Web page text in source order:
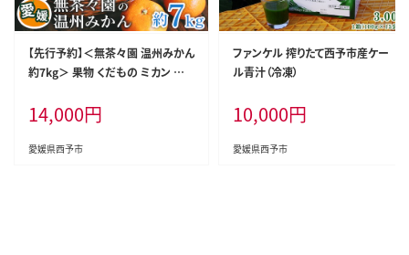
【先行予約】＜無茶々園 温州みかん
約7kg＞ 果物 くだもの ミカン 蜜
選べる内容量 贈り物 ギフト おいし
い 期間限定 季節限定 食べて応援
特産品 愛媛県 西予市 【常温】
14,000円
愛媛県西予市
ファンケル 搾りたて西予市産ケー
ル青汁（冷凍）
10,000円
愛媛県西予市